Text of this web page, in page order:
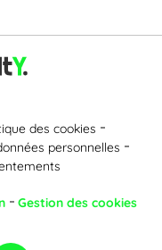
des cookies
personnelles
Gestion des cookies